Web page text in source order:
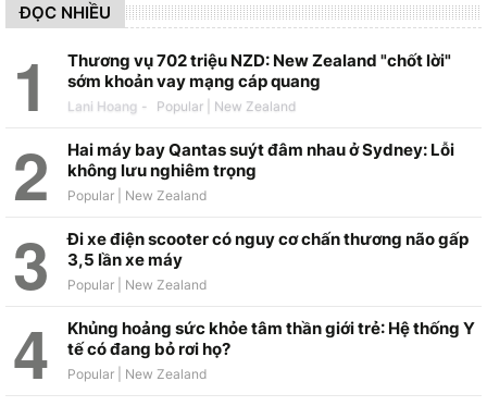
ĐỌC NHIỀU
Thương vụ 702 triệu NZD: New Zealand "chốt lời"
sớm khoản vay mạng cáp quang
Lani Hoang -
Hai máy bay Qantas suýt đâm nhau ở Sydney: Lỗi
không lưu nghiêm trọng
Đi xe điện scooter có nguy cơ chấn thương não gấp
3,5 lần xe máy
Khủng hoảng sức khỏe tâm thần giới trẻ: Hệ thống Y
tế có đang bỏ rơi họ?